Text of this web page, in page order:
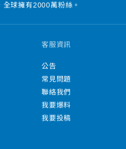
球擁有2000萬粉絲。
客服資訊
公告
常見問題
聯絡我們
我要爆料
我要投稿